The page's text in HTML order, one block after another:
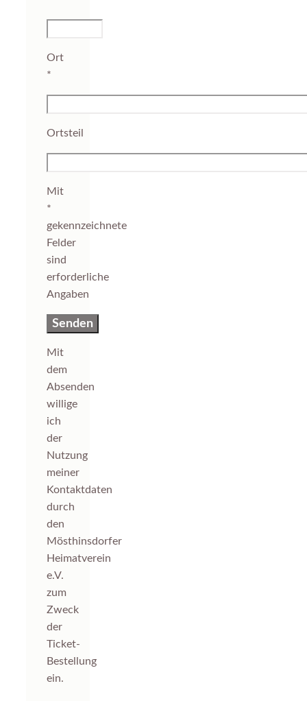
Ort
*
Ortsteil
Mit
*
gekennzeichnete
Felder
sind
erforderliche
Angaben
Mit
dem
Absenden
willige
ich
der
Nutzung
meiner
Kontaktdaten
durch
den
Mösthinsdorfer
Heimatverein
e.V.
zum
Zweck
der
Ticket-
Bestellung
ein.